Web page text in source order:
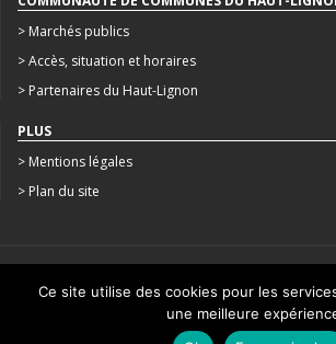
> Marchés publics
> Accès, situation et horaires
> Partenaires du Haut-Lignon
PLUS
> Mentions légales
> Plan du site
CRÉATION : AGENCE STUDIO
Ce site utilise des cookies pour les
une meilleure